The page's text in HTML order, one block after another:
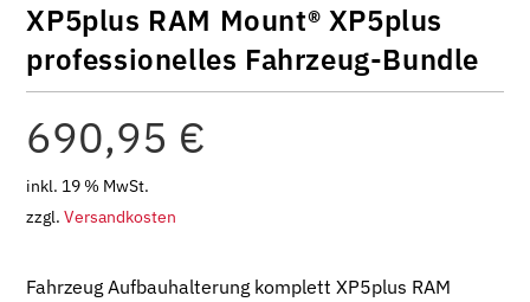
XP5plus RAM Mount® XP5plus
professionelles Fahrzeug-Bundle
690,95 €
inkl. 19 % MwSt.
zzgl.Versandkosten
Fahrzeug Aufbauhalterung komplett XP5plus RAM